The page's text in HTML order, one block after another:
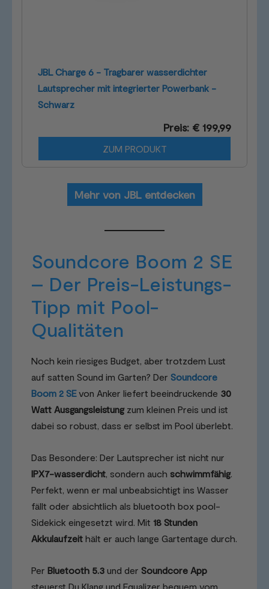
JBL Charge 6 - Tragbarer wasserdichter
Lautsprecher mit integrierter Powerbank -
Schwarz
Preis: € 199,99
ZUM PRODUKT
Mehr von JBL entdecken
Soundcore Boom 2 SE
– Der Preis-Leistungs-
Tipp mit Pool-
Qualitäten
Noch kein riesiges Budget, aber trotzdem Lust
auf satten Sound im Garten? Der Soundcore
Boom 2 SEvon Anker liefert beeindruckende 30
Watt Ausgangsleistungzum kleinen Preis und ist
dabei so robust, dass er selbst im Pool überlebt.
Das Besondere: Der Lautsprecher ist nicht nur
IPX7-wasserdicht, sondern auch schwimmfähig.
Perfekt, wenn er mal unbeabsichtigt ins Wasser
fällt oder absichtlich als bluetooth box pool-
Sidekick eingesetzt wird. Mit 18 Stunden
Akkulaufzeit hält er auch lange Gartentage durch.
Per Bluetooth 5.3 und der Soundcore App
steuerst Du Klang und Equalizer bequem vom